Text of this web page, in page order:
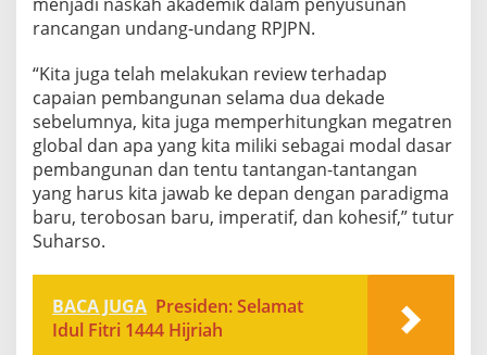
rancangan undang-undang RPJPN.
“Kita juga telah melakukan review terhadap
capaian pembangunan selama dua dekade
sebelumnya, kita juga memperhitungkan megatren
global dan apa yang kita miliki sebagai modal dasar
pembangunan dan tentu tantangan-tantangan
yang harus kita jawab ke depan dengan paradigma
baru, terobosan baru, imperatif, dan kohesif,” tutur
Suharso.
BACA JUGA Presiden: Selamat
Idul Fitri 1444 Hijriah